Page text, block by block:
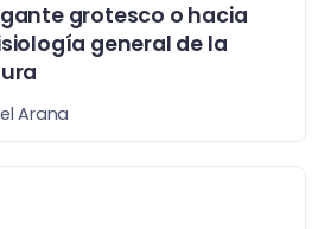
grotesco o hacia
general de la
Arana